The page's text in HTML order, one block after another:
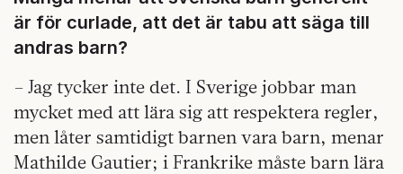
är för curlade, att det är tabu att säga till
andras barn?
– Jag tycker inte det. I Sverige jobbar man
mycket med att lära sig att respektera regler,
men låter samtidigt barnen vara barn, menar
Mathilde Gautier; i Frankrike måste barn lära